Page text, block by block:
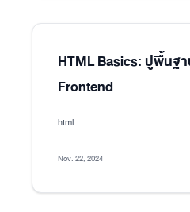
HTML Basics: ปูพื้นฐ
Frontend
html
Nov. 22, 2024